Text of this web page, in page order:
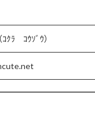
ｺｸﾗ ｺｳｿﾞｳ）